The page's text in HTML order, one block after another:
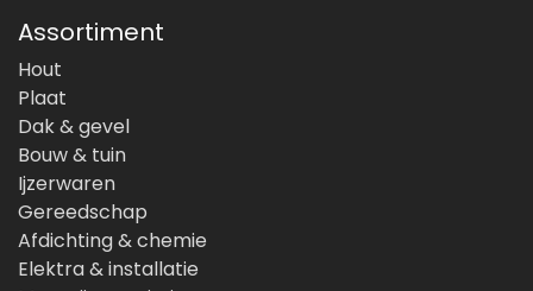
Assortiment
Hout
Plaat
Dak & gevel
Bouw & tuin
Ijzerwaren
Gereedschap
Afdichting & chemie
Elektra & installatie